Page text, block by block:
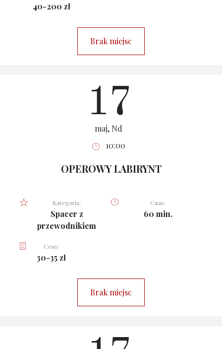
40-200 zł
Brak miejsc
17
maj, Nd
10:00
OPEROWY LABIRYNT
Kategoria:
Spacer z
przewodnikiem
Czas:
60 min.
Ceny:
30-35 zł
Brak miejsc